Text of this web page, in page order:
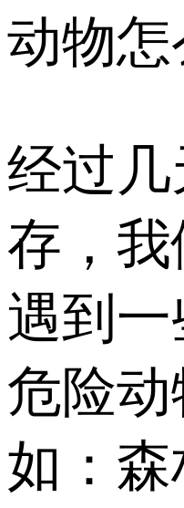
动物
经过几
存，
遇到
危险
如：